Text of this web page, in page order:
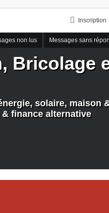
Inscription
non lus Messages sans
Bricolage
solaire, maison
finance alternative